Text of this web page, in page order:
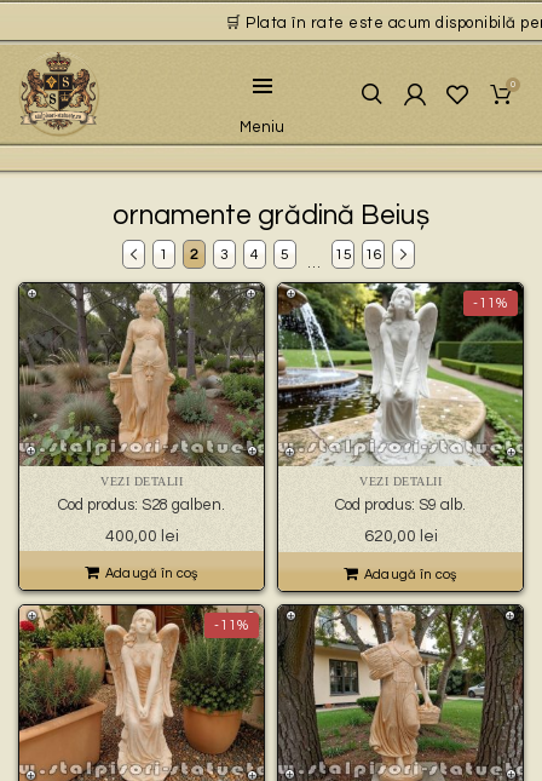
🛒 Plata în rate este acum disponibilă
Meniu
0
ornamente grădină Beiuș
1 2 3 4 5 15 16
VEZI DETALII
Cod produs: S28 galben.
400,00 lei
Adaugă în coş
-11%
VEZI DETALII
Cod produs: S9 alb.
Prețul
inițial
a
700,00 lei.
620,00 leiPrețul
curent
este:
620,00 lei.
Adaugă în coş
-11%